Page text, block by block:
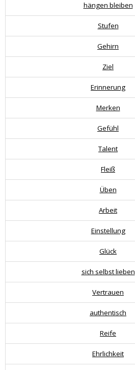
hängen bleiben
Stufen
Gehirn
Ziel
Erinnerung
Merken
Gefühl
Talent
Fleiß
Üben
Arbeit
Einstellung
Glück
sich selbst lieben
Vertrauen
authentisch
Reife
Ehrlichkeit